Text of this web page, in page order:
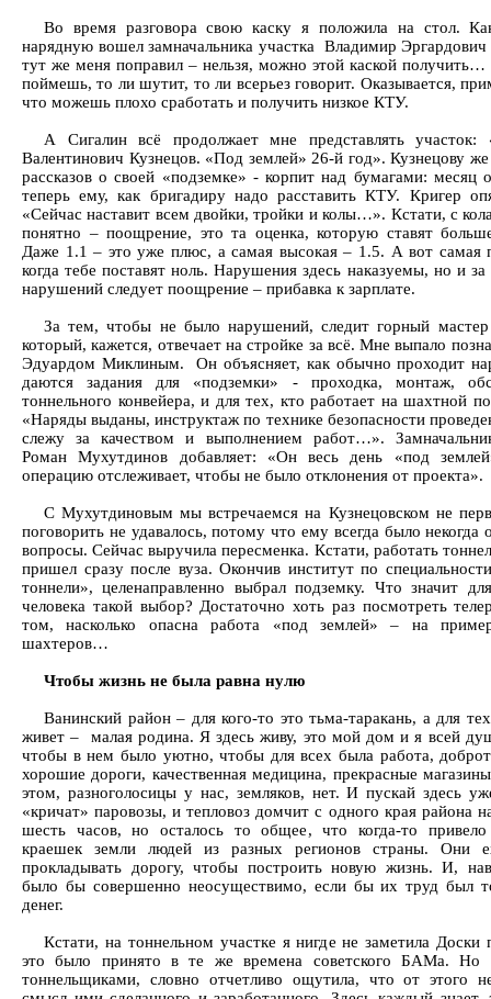
Во время разговора свою каску я положила на стол.
нарядную вошел замначальника участка Владимир
тут же меня поправил – нельзя, можно этой каской
поймешь, то ли шутит, то ли всерьез говорит. Оказывается,
что можешь плохо сработать и получить низкое КТУ.
А Сигалин всё продолжает мне представлять участок:
Валентинович Кузнецов. «Под землей» 26-й год». Кузнецову
рассказов о своей «подземке» - корпит над бумагами: месяц
теперь ему, как бригадиру надо расставить КТУ. Кригер
«Сейчас наставит всем двойки, тройки и колы…». Кстати, с
понятно – поощрение, это та оценка, которую ставят
Даже 1.1 – это уже плюс, а самая высокая – 1.5. А вот самая
когда тебе поставят ноль. Нарушения здесь наказуемы, но и за
нарушений следует поощрение – прибавка к зарплате.
За тем, чтобы не было нарушений, следит горный мастер
который, кажется, отвечает на стройке за всё. Мне выпало
Эдуардом Миклиным. Он объясняет, как обычно проходит
даются задания для «подземки» - проходка, монтаж,
тоннельного конвейера, и для тех, кто работает на шахтной
«Наряды выданы, инструктаж по технике безопасности
слежу за качеством и выполнением работ…».
Роман Мухутдинов добавляет: «Он весь день «под
операцию отслеживает, чтобы не было отклонения от проекта».
С Мухутдиновым мы встречаемся на Кузнецовском не
поговорить не удавалось, потому что ему всегда было некогда
вопросы. Сейчас выручила пересменка. Кстати, работать
пришел сразу после вуза. Окончив институт по
тоннели», целенаправленно выбрал подземку. Что значит
человека такой выбор? Достаточно хоть раз посмотреть
том, насколько опасна работа «под землей» – на
шахтеров…
Чтобы жизнь не была равна нулю
Ванинский район – для кого-то это тьма-таракань, а для
живет – малая родина. Я здесь живу, это мой дом и я всей
чтобы в нем было уютно, чтобы для всех была работа,
хорошие дороги, качественная медицина, прекрасные
этом, разноголосицы у нас, земляков, нет. И пускай здесь
«кричат» паровозы, и тепловоз домчит с одного края района
шесть часов, но осталось то общее, что когда-то
краешек земли людей из разных регионов страны. Они
прокладывать дорогу, чтобы построить новую жизнь. И,
было бы совершенно неосуществимо, если бы их труд был
денег.
Кстати, на тоннельном участке я нигде не заметила Доски
это было принято в те же времена советского БАМа. Но
тоннельщиками, словно отчетливо ощутила, что от этого